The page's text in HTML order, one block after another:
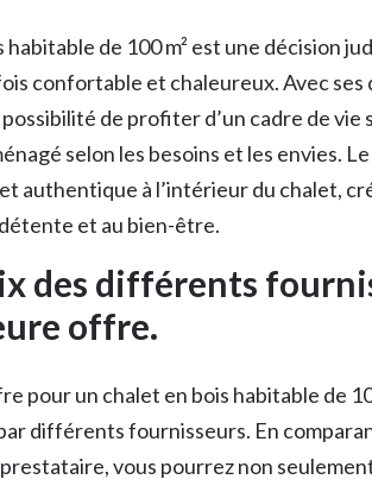
de 100 m² est une décision
confortable et chaleureux. Avec ses
de profiter d’un cadre de vie
selon les besoins et les envies.
authentique à l’intérieur du chalet,
et au bien-être.
des différents
offre.
pour un chalet en bois habitable de
différents fournisseurs. En
vous pourrez non